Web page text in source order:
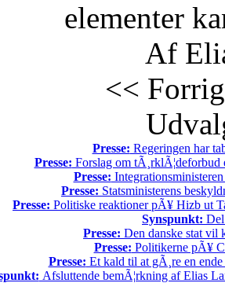
elementer
Af
<<
Presse: Regeringen har
Presse: Forslag om tÃ¸rklÃ¦deforbud
Presse:
Presse: Statsministerens
Presse: Politiske reaktioner pÃ¥ Hizb ut
Synspunkt:
Presse: Den danske stat vil
Presse: Politikerne pÃ¥
Presse: Et kald til at gÃ¸re en
Afsluttende bemÃ¦rkning af Elias